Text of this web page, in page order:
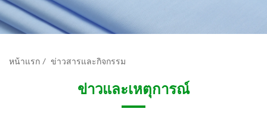
หน้าแรก / ข่าวสารและกิจกรรม
ข่าวและเหตุการณ์